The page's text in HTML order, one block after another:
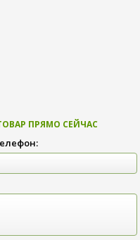
ПРЯМО СЕЙЧАС